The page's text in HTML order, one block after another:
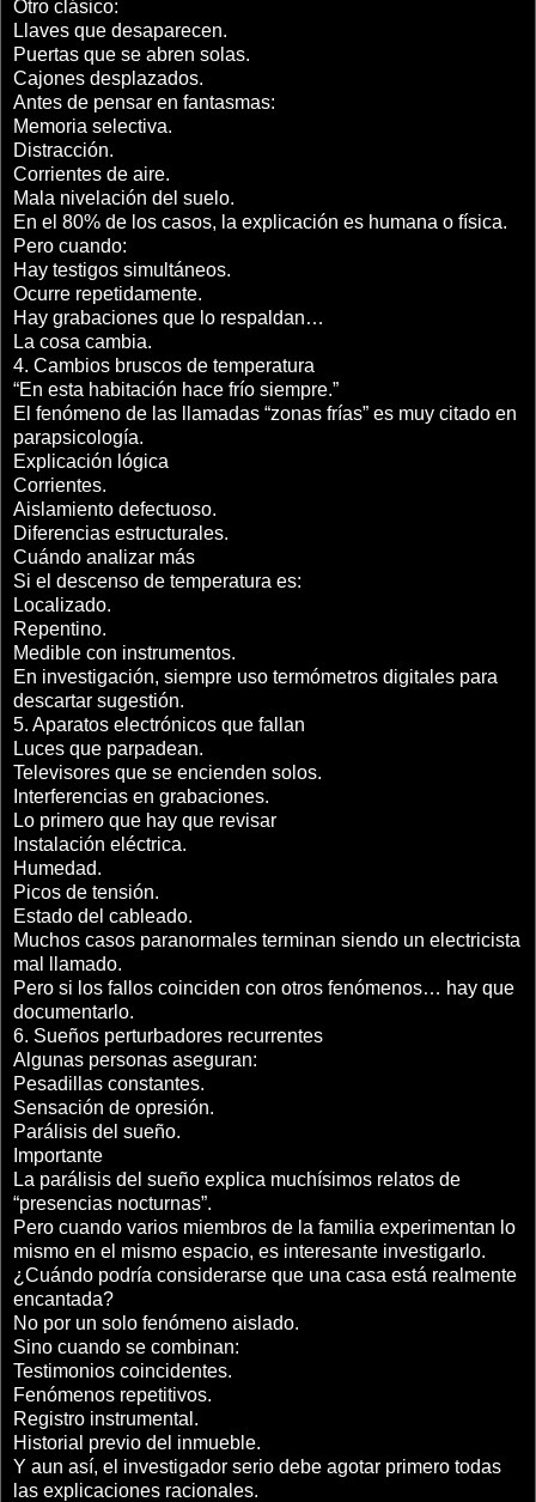
Otro clásico:
Llaves que desaparecen.
Puertas que se abren solas.
Cajones desplazados.
Antes de pensar en fantasmas:
Memoria selectiva.
Distracción.
Corrientes de aire.
Mala nivelación del suelo.
En el 80% de los casos, la explicación es humana o física.
Pero cuando:
Hay testigos simultáneos.
Ocurre repetidamente.
Hay grabaciones que lo respaldan…
La cosa cambia.
4. Cambios bruscos de temperatura
“En esta habitación hace frío siempre.”
El fenómeno de las llamadas “zonas frías” es muy citado en
parapsicología.
Explicación lógica
Corrientes.
Aislamiento defectuoso.
Diferencias estructurales.
Cuándo analizar más
Si el descenso de temperatura es:
Localizado.
Repentino.
Medible con instrumentos.
En investigación, siempre uso termómetros digitales para
descartar sugestión.
5. Aparatos electrónicos que fallan
Luces que parpadean.
Televisores que se encienden solos.
Interferencias en grabaciones.
Lo primero que hay que revisar
Instalación eléctrica.
Humedad.
Picos de tensión.
Estado del cableado.
Muchos casos paranormales terminan siendo un electricista
mal llamado.
Pero si los fallos coinciden con otros fenómenos… hay que
documentarlo.
6. Sueños perturbadores recurrentes
Algunas personas aseguran:
Pesadillas constantes.
Sensación de opresión.
Parálisis del sueño.
Importante
La parálisis del sueño explica muchísimos relatos de
“presencias nocturnas”.
Pero cuando varios miembros de la familia experimentan lo
mismo en el mismo espacio, es interesante investigarlo.
¿Cuándo podría considerarse que una casa está realmente
encantada?
No por un solo fenómeno aislado.
Sino cuando se combinan:
Testimonios coincidentes.
Fenómenos repetitivos.
Registro instrumental.
Historial previo del inmueble.
Y aun así, el investigador serio debe agotar primero todas
las explicaciones racionales.